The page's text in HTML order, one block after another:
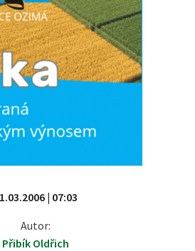
| 07:03
Autor:
Přibík Oldřich